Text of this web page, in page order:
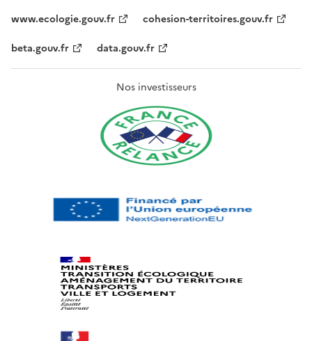
www.ecologie.gouv.fr
cohesion-territoires.gouv.fr
beta.gouv.fr
data.gouv.fr
Nos investisseurs